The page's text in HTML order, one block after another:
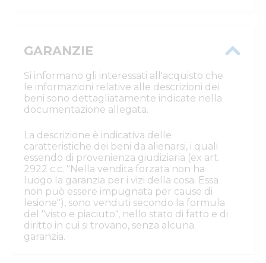
GARANZIE
Si informano gli interessati all'acquisto che
le informazioni relative alle descrizioni dei
beni sono dettagliatamente indicate nella
documentazione allegata.
La descrizione è indicativa delle
caratteristiche dei beni da alienarsi, i quali
essendo di provenienza giudiziaria (ex art.
2922 c.c. "Nella vendita forzata non ha
luogo la garanzia per i vizi della cosa. Essa
non può essere impugnata per cause di
lesione"), sono venduti secondo la formula
del "visto e piaciuto", nello stato di fatto e di
diritto in cui si trovano, senza alcuna
garanzia.